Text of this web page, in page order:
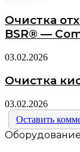
Очистка
BSR® —
03.02.2026
Очистка
03.02.2026
Оставить
Оборудование